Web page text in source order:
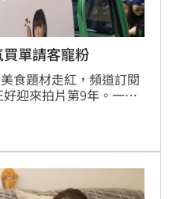
單請客寵粉
食題材走紅，頻道訂閱
迎來拍片第9年。一路
，拍攝全新企劃「衝刺